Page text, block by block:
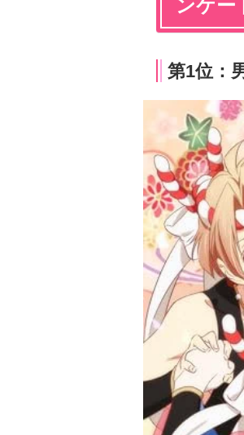
ンケー
第1位：